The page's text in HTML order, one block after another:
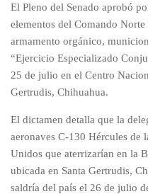
El Pleno del Senado aprobó
elementos del Comando
armamento orgánico,
“Ejercicio Especializado
25 de julio en el Centro
Gertrudis, Chihuahua.
El dictamen detalla que la
aeronaves C-130 Hércules de
Unidos que aterrizarían en la
ubicada en Santa Gertrudis,
saldría del país el 26 de julio